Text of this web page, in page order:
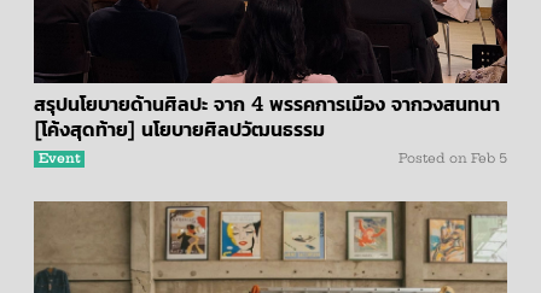
สรุปนโยบายด้านศิลปะ จาก 4 พรรคการเมือง จากวงสนทนา
[โค้งสุดท้าย] นโยบายศิลปวัฒนธรรม
Event Posted on Feb 5